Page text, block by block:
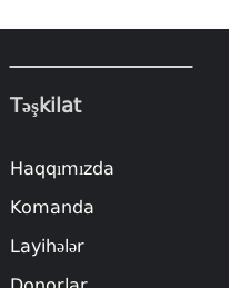
Təşkilat
Haqqımızda
Komanda
Layihələr